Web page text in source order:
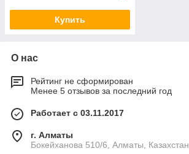
Купить
О нас
Рейтинг не сформирован
Менее 5 отзывов за последний год
Работает с 03.11.2017
г. Алматы
Бокейханова 510/6, Алматы, Казахстан